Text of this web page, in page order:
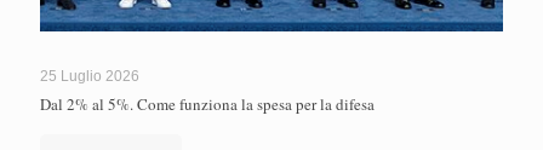
25 Luglio 2026
Dal 2% al 5%. Come funziona la spesa per la difesa